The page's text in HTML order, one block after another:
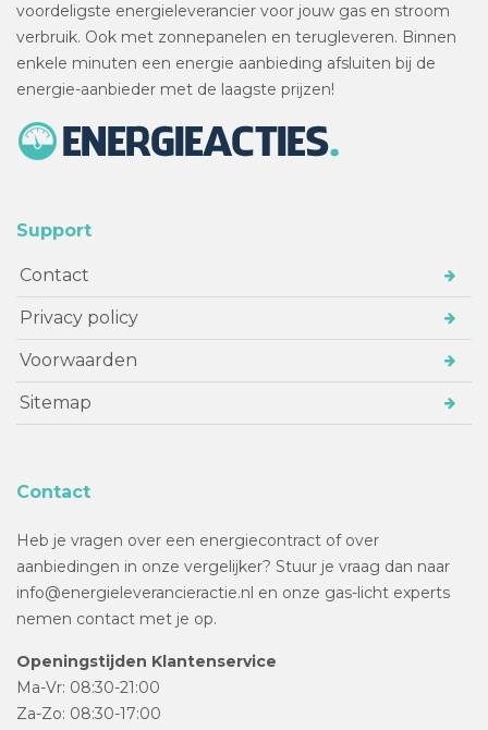
voordeligste energieleverancier voor jouw gas en stroom
verbruik. Ook met zonnepanelen en terugleveren. Binnen
enkele minuten een energie aanbieding afsluiten bij de
energie-aanbieder met de laagste prijzen!
Support
Contact
Privacy policy
Voorwaarden
Sitemap
Contact
Heb je vragen over een energiecontract of over
aanbiedingen in onze vergelijker? Stuur je vraag dan naar
info@energieleverancieractie.nl en onze gas-licht experts
nemen contact met je op.
Openingstijden Klantenservice
Ma-Vr: 08:30-21:00
Za-Zo: 08:30-17:00